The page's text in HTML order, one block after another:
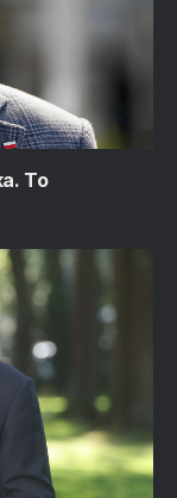
To